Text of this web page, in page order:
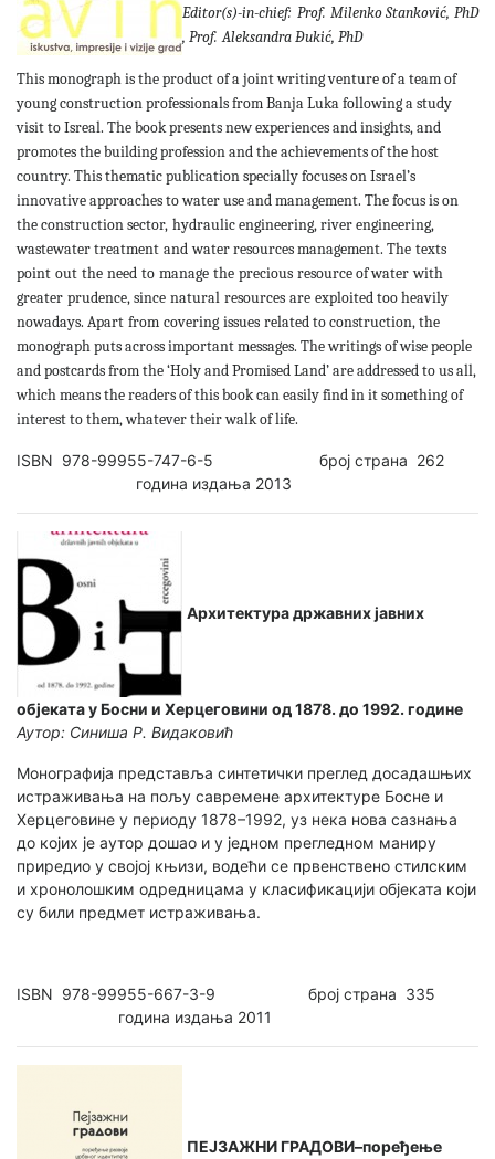
Editor(s)-in-chief: Prof. Milenko Stanković, PhD
, Prof. Aleksandra Đukić, PhD
This monograph is the product of a joint writing venture of a team of
young construction professionals from Banja Luka following a study
visit to Isreal. The book presents new experiences and insights, and
promotes the building profession and the achievements of the host
country. This thematic publication specially focuses on Israel’s
innovative approaches to water use and management. The focus is on
the construction sector, hydraulic engineering,river engineering,
wastewater treatment and water resources management. The texts
point out the need to manage the precious resource of water with
greater prudence,since natural resources are exploited too heavily
nowadays. Apart from covering issues related to construction, the
monograph puts across important messages. The writings of wise people
and postcards from the ‘Holy and Promised Land’ are addressed to us all,
which means the readers of this book can easily find in it something of
interest to them, whatever their walk of life.
ISBN 978-99955-747-6-5 број страна 262
година издања 2013
Архитектура државних јавних
објеката у Босни и Херцеговини од 1878. до 1992. године
Аутор: Синиша Р. Видаковић
Монографија представља синтетички преглед досадашњих
истраживања на пољу савремене архитектуре Босне и
Херцеговине у периоду 1878–1992, уз нека нова сазнања
до којих је аутор дошао и у једном прегледном маниру
приредио у својој књизи, водећи се првенствено стилским
и хронолошким одредницама у класификацији објеката који
су били предмет истраживања.
ISBN 978-99955-667-3-9 број страна 335
година издања 2011
ПЕЈЗАЖНИ ГРАДОВИ–поређење